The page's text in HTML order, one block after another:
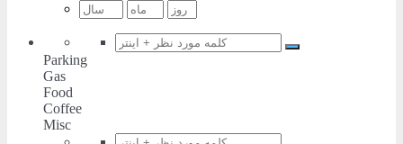
Parking
Gas
Food
Coffee
Misc